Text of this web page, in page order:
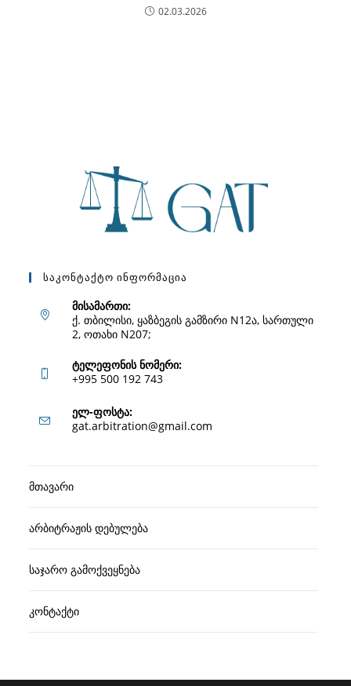
02.03.2026
Საკონტაქტო Ინფორმაცია
მისამართი:
ქ. თბილისი, ყაზბეგის გამზირი N12ა, სართული
2, ოთახი N207;
ტელეფონის ნომერი:
+995 500 192 743
in
application
ელ-ფოსტა:
gat.arbitration@gmail.com
მთავარი
არბიტრაჟის დებულება
საჯარო გამოქვეყნება
კონტაქტი